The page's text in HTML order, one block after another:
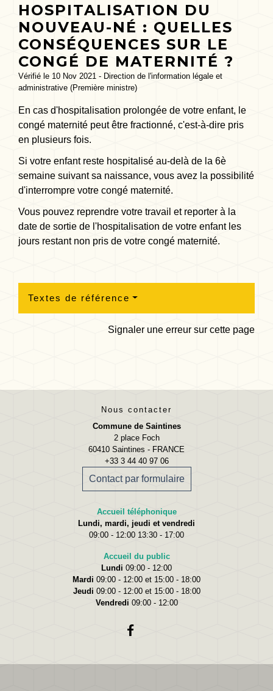
HOSPITALISATION DU
NOUVEAU-NÉ : QUELLES
CONSÉQUENCES SUR LE
CONGÉ DE MATERNITÉ ?
Vérifié le 10 Nov 2021 - Direction de l'information légale et
administrative (Première ministre)
En cas d'hospitalisation prolongée de votre enfant, le
congé maternité peut être fractionné, c'est-à-dire pris
en plusieurs fois.
Si votre enfant reste hospitalisé au-delà de la 6è
semaine suivant sa naissance, vous avez la possibilité
d'interrompre votre congé maternité.
Vous pouvez reprendre votre travail et reporter à la
date de sortie de l'hospitalisation de votre enfant les
jours restant non pris de votre congé maternité.
Textes de référence
Signaler une erreur sur cette page
Nous contacter
Commune de Saintines
2 place Foch
60410 Saintines - FRANCE
+33 3 44 40 97 06
Contact par formulaire
Accueil téléphonique
Lundi, mardi, jeudi et vendredi
09:00 - 12:00 13:30 - 17:00
Accueil du public
Lundi 09:00 - 12:00
Mardi 09:00 - 12:00 et 15:00 - 18:00
Jeudi 09:00 - 12:00 et 15:00 - 18:00
Vendredi 09:00 - 12:00